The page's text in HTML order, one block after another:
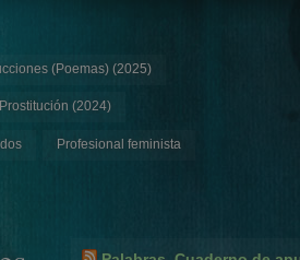
(Poemas) (2025)
(2024)
Profesional feminista